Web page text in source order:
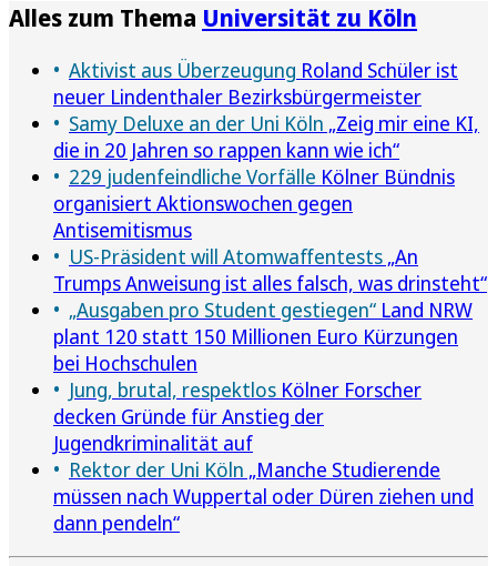
Alles zum Thema Universität zu Köln
Aktivist aus Überzeugung Roland Schüler ist
neuer Lindenthaler Bezirksbürgermeister
Samy Deluxe an der Uni Köln „Zeig mir eine KI,
die in 20 Jahren so rappen kann wie ich“
229 judenfeindliche Vorfälle Kölner Bündnis
organisiert Aktionswochen gegen
Antisemitismus
US-Präsident will Atomwaffentests „An
Trumps Anweisung ist alles falsch, was drinsteht“
„Ausgaben pro Student gestiegen“ Land NRW
plant 120 statt 150 Millionen Euro Kürzungen
bei Hochschulen
Jung, brutal, respektlos Kölner Forscher
decken Gründe für Anstieg der
Jugendkriminalität auf
Rektor der Uni Köln „Manche Studierende
müssen nach Wuppertal oder Düren ziehen und
dann pendeln“